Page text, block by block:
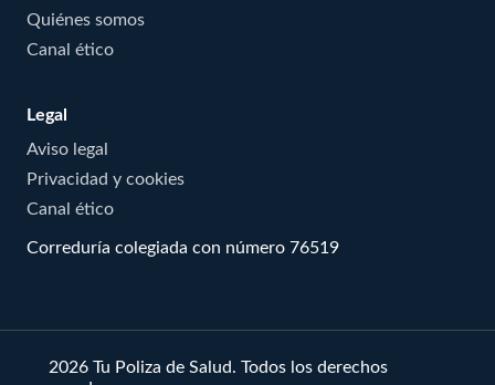
Quiénes somos
Canal ético
Legal
Aviso legal
Privacidad y cookies
Canal ético
Correduría colegiada con número 76519
© 2026 Tu Poliza de Salud. Todos los derechos